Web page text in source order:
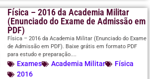
Física – 2016 da Academia Militar
(Enunciado do Exame de Admissão em
PDF)
Física – 2016 da Academia Militar (Enunciado do Exame
de Admissão em PDF). Baixe grátis em formato PDF
para estudo e preparação....
Exames Academia Militar
Física
2016